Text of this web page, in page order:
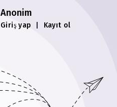
Anonim
Giriş yap Kayıt ol